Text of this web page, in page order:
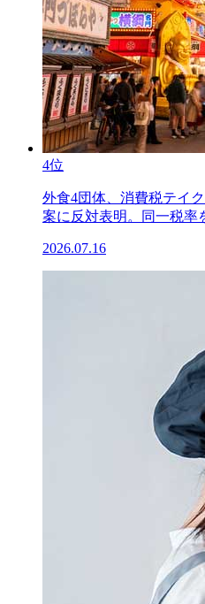
4位
外食4団体、消費税テイ
案に反対表明。同一税率
2026.07.16